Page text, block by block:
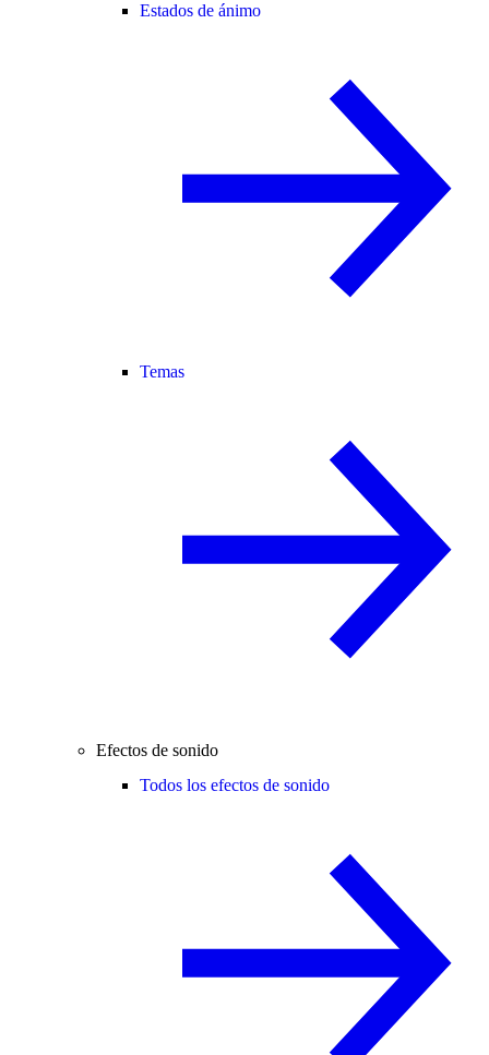
Estados de ánimo
Temas
Efectos de sonido
Todos los efectos de sonido